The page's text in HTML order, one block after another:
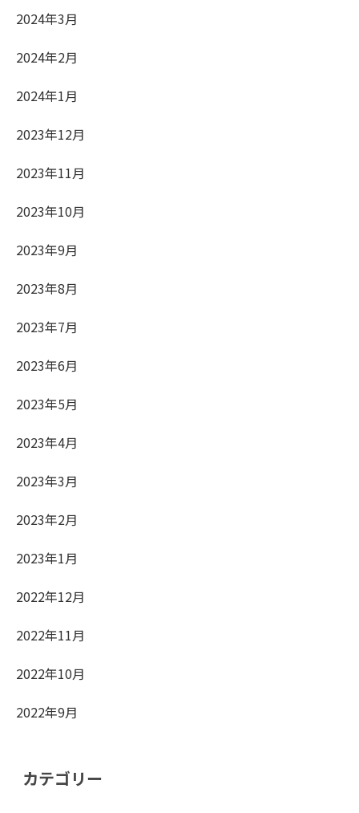
2024年3月
2024年2月
2024年1月
2023年12月
2023年11月
2023年10月
2023年9月
2023年8月
2023年7月
2023年6月
2023年5月
2023年4月
2023年3月
2023年2月
2023年1月
2022年12月
2022年11月
2022年10月
2022年9月
カテゴリー